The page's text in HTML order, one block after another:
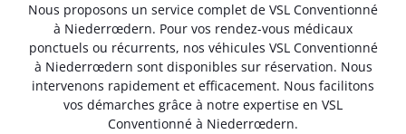
Nous proposons un service complet de VSL Conventionné
à Niederrœdern. Pour vos rendez-vous médicaux
ponctuels ou récurrents, nos véhicules VSL Conventionné
à Niederrœdern sont disponibles sur réservation. Nous
intervenons rapidement et efficacement. Nous facilitons
vos démarches grâce à notre expertise en VSL
Conventionné à Niederrœdern.